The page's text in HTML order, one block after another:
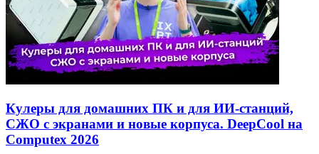
Кулеры для домашних ПК и для ИИ-станций,
СЖО с экранами и новые корпуса. DeepCool на
Computex 2026